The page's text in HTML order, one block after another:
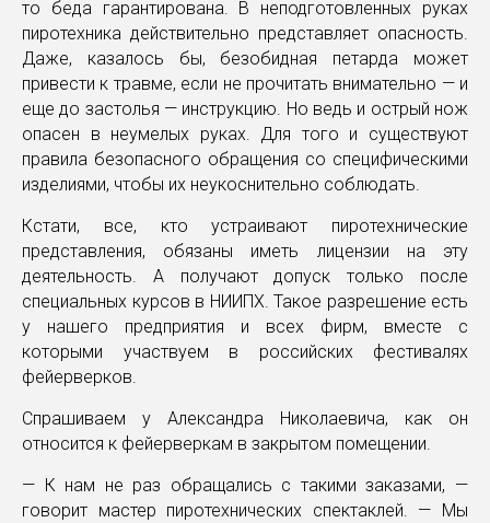
то беда гарантирована. В неподготовленных руках
пиротехника действительно представляет опасность.
Даже, казалось бы, безобидная петарда может
привести к травме, если не прочитать внимательно — и
еще до застолья — инструкцию. Но ведь и острый нож
опасен в неумелых руках. Для того и существуют
правила безопасного обращения со специфическими
изделиями, чтобы их неукоснительно соблюдать.
Кстати, все, кто устраивают пиротехнические
представления, обязаны иметь лицензии на эту
деятельность. А получают допуск только после
специальных курсов в НИИПХ. Такое разрешение есть
у нашего предприятия и всех фирм, вместе с
которыми участвуем в российских фестивалях
фейерверков.
Спрашиваем у Александра Николаевича, как он
относится к фейерверкам в закрытом помещении.
— К нам не раз обращались с такими заказами, —
говорит мастер пиротехнических спектаклей. — Мы